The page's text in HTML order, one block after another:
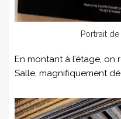
Portrait
En montant à l’étage,
Salle, magnifiquement